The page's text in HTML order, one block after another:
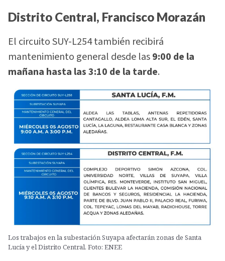
Distrito Central, Francisco Morazán
El circuito SUY-L254 también recibirá
mantenimiento general desde las9:00 de la
mañana hasta las 3:10 de la tarde.
Los trabajos en la subestación Suyapa afectarán zonas de Santa
Lucía y el Distrito Central. Foto: ENEE